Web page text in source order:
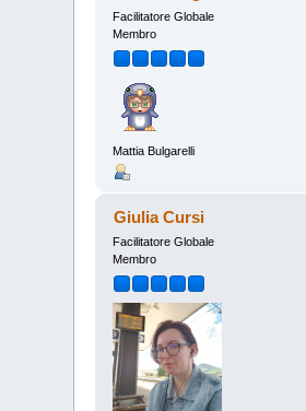
Facilitatore Globale
Membro
Mattia Bulgarelli
Giulia Cursi
Facilitatore Globale
Membro